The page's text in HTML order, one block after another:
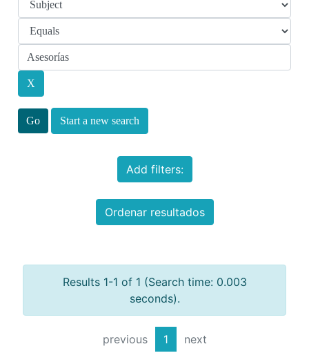
Start a new search
Add filters:
Ordenar resultados
Results 1-1 of 1 (Search time: 0.003
seconds).
previous 1 next